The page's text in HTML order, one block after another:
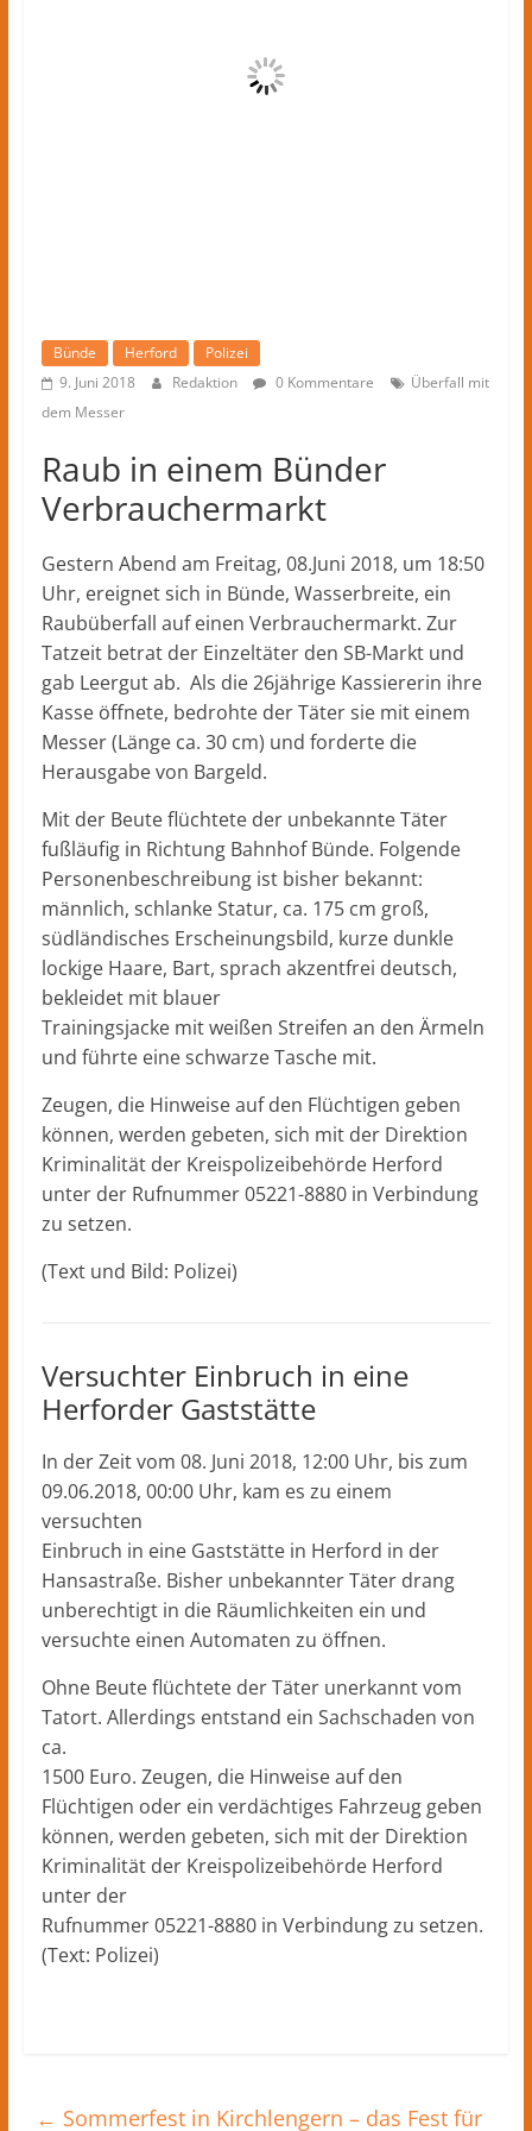
Bünde Herford
Polizei
9. Juni 2018
Redaktion 0 Kommentare
Überfall mit
dem Messer
Raub in einem Bünder
Verbrauchermarkt
Gestern Abend am Freitag, 08.Juni 2018, um 18:50
Uhr, ereignet sich in Bünde, Wasserbreite, ein
Raubüberfall auf einen Verbrauchermarkt. Zur
Tatzeit betrat der Einzeltäter den SB-Markt und
gab Leergut ab. Als die 26jährige Kassiererin ihre
Kasse öffnete, bedrohte der Täter sie mit einem
Messer (Länge ca. 30 cm) und forderte die
Herausgabe von Bargeld.
Mit der Beute flüchtete der unbekannte Täter
fußläufig in Richtung Bahnhof Bünde. Folgende
Personenbeschreibung ist bisher bekannt:
männlich, schlanke Statur, ca. 175 cm groß,
südländisches Erscheinungsbild, kurze dunkle
lockige Haare, Bart, sprach akzentfrei deutsch,
bekleidet mit blauer
Trainingsjacke mit weißen Streifen an den Ärmeln
und führte eine schwarze Tasche mit.
Zeugen, die Hinweise auf den Flüchtigen geben
können, werden gebeten, sich mit der Direktion
Kriminalität der Kreispolizeibehörde Herford
unter der Rufnummer 05221-8880 in Verbindung
zu setzen.
(Text und Bild: Polizei)
Versuchter Einbruch in eine
Herforder Gaststätte
In der Zeit vom 08. Juni 2018, 12:00 Uhr, bis zum
09.06.2018, 00:00 Uhr, kam es zu einem
versuchten
Einbruch in eine Gaststätte in Herford in der
Hansastraße. Bisher unbekannter Täter drang
unberechtigt in die Räumlichkeiten ein und
versuchte einen Automaten zu öffnen.
Ohne Beute flüchtete der Täter unerkannt vom
Tatort. Allerdings entstand ein Sachschaden von
ca.
1500 Euro. Zeugen, die Hinweise auf den
Flüchtigen oder ein verdächtiges Fahrzeug geben
können, werden gebeten, sich mit der Direktion
Kriminalität der Kreispolizeibehörde Herford
unter der
Rufnummer 05221-8880 in Verbindung zu setzen.
(Text: Polizei)
← Sommerfest in Kirchlengern – das Fest für